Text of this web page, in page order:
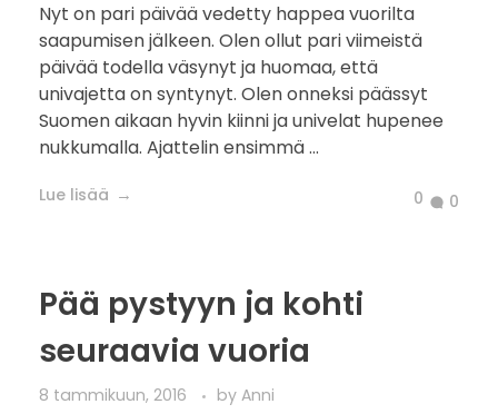
Nyt on pari päivää vedetty happea vuorilta
saapumisen jälkeen. Olen ollut pari viimeistä
päivää todella väsynyt ja huomaa, että
univajetta on syntynyt. Olen onneksi päässyt
Suomen aikaan hyvin kiinni ja univelat hupenee
nukkumalla. Ajattelin ensimmä ...
Lue lisää 0 0
Pää pystyyn ja kohti
seuraavia vuoria
8 tammikuun, 2016 by Anni